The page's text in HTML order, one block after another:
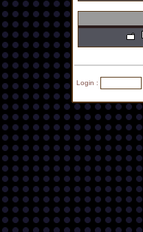
Login :